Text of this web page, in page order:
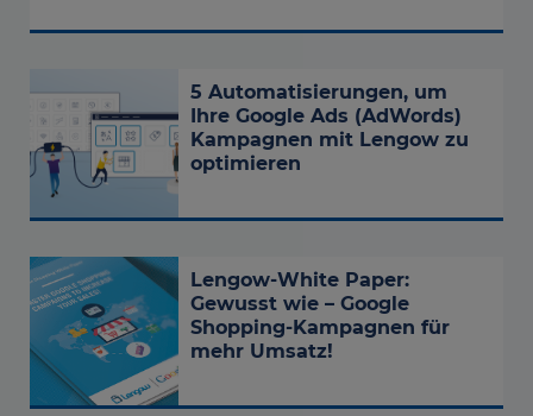
5 Automatisierungen, um
Ihre Google Ads (AdWords)
Kampagnen mit Lengow zu
optimieren
Lengow-White Paper:
Gewusst wie – Google
Shopping-Kampagnen für
mehr Umsatz!